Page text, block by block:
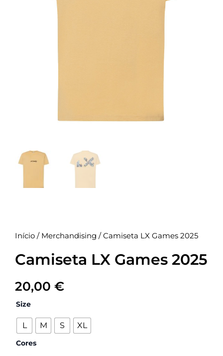
Início / Merchandising / Camiseta LX Games 2025
Camiseta LX Games 2025
20,00 €
Size
L M S XL
Cores
Quantidade
Camiseta
Games